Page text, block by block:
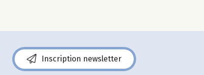
Inscription newsletter